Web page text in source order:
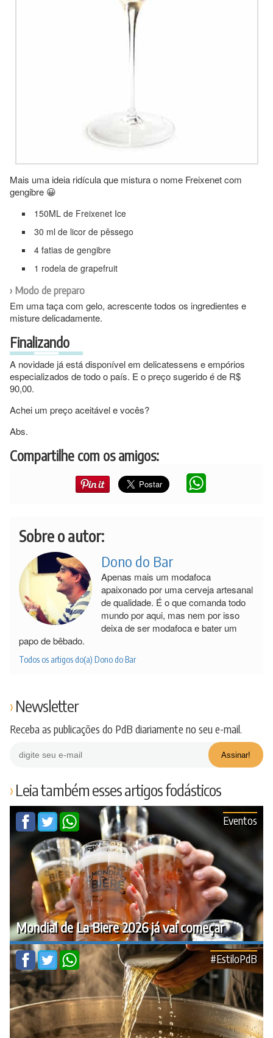
Mais uma ideia ridícula que mistura o nome Freixenet com
gengibre 😀
150ML de Freixenet Ice
30 ml de licor de pêssego
4 fatias de gengibre
1 rodela de grapefruit
Modo de preparo
Em uma taça com gelo, acrescente todos os ingredientes e
misture delicadamente.
Finalizando
A novidade já está disponível em delicatessens e empórios
especializados de todo o país. E o preço sugerido é de R$
90,00.
Achei um preço aceitável e vocês?
Abs.
Compartilhe com os amigos:
Sobre o autor:
Dono do Bar
Apenas mais um modafoca
apaixonado por uma cerveja artesanal
de qualidade. É o que comanda todo
mundo por aqui, mas nem por isso
deixa de ser modafoca e bater um
papo de bêbado.
Todos os artigos do(a) Dono do Bar
Newsletter
Receba as publicações do PdB diariamente no seu e-mail.
Leia também esses artigos fodásticos
Mondial de La Biere 2026 já vai começar
Eventos
#EstiloPdB